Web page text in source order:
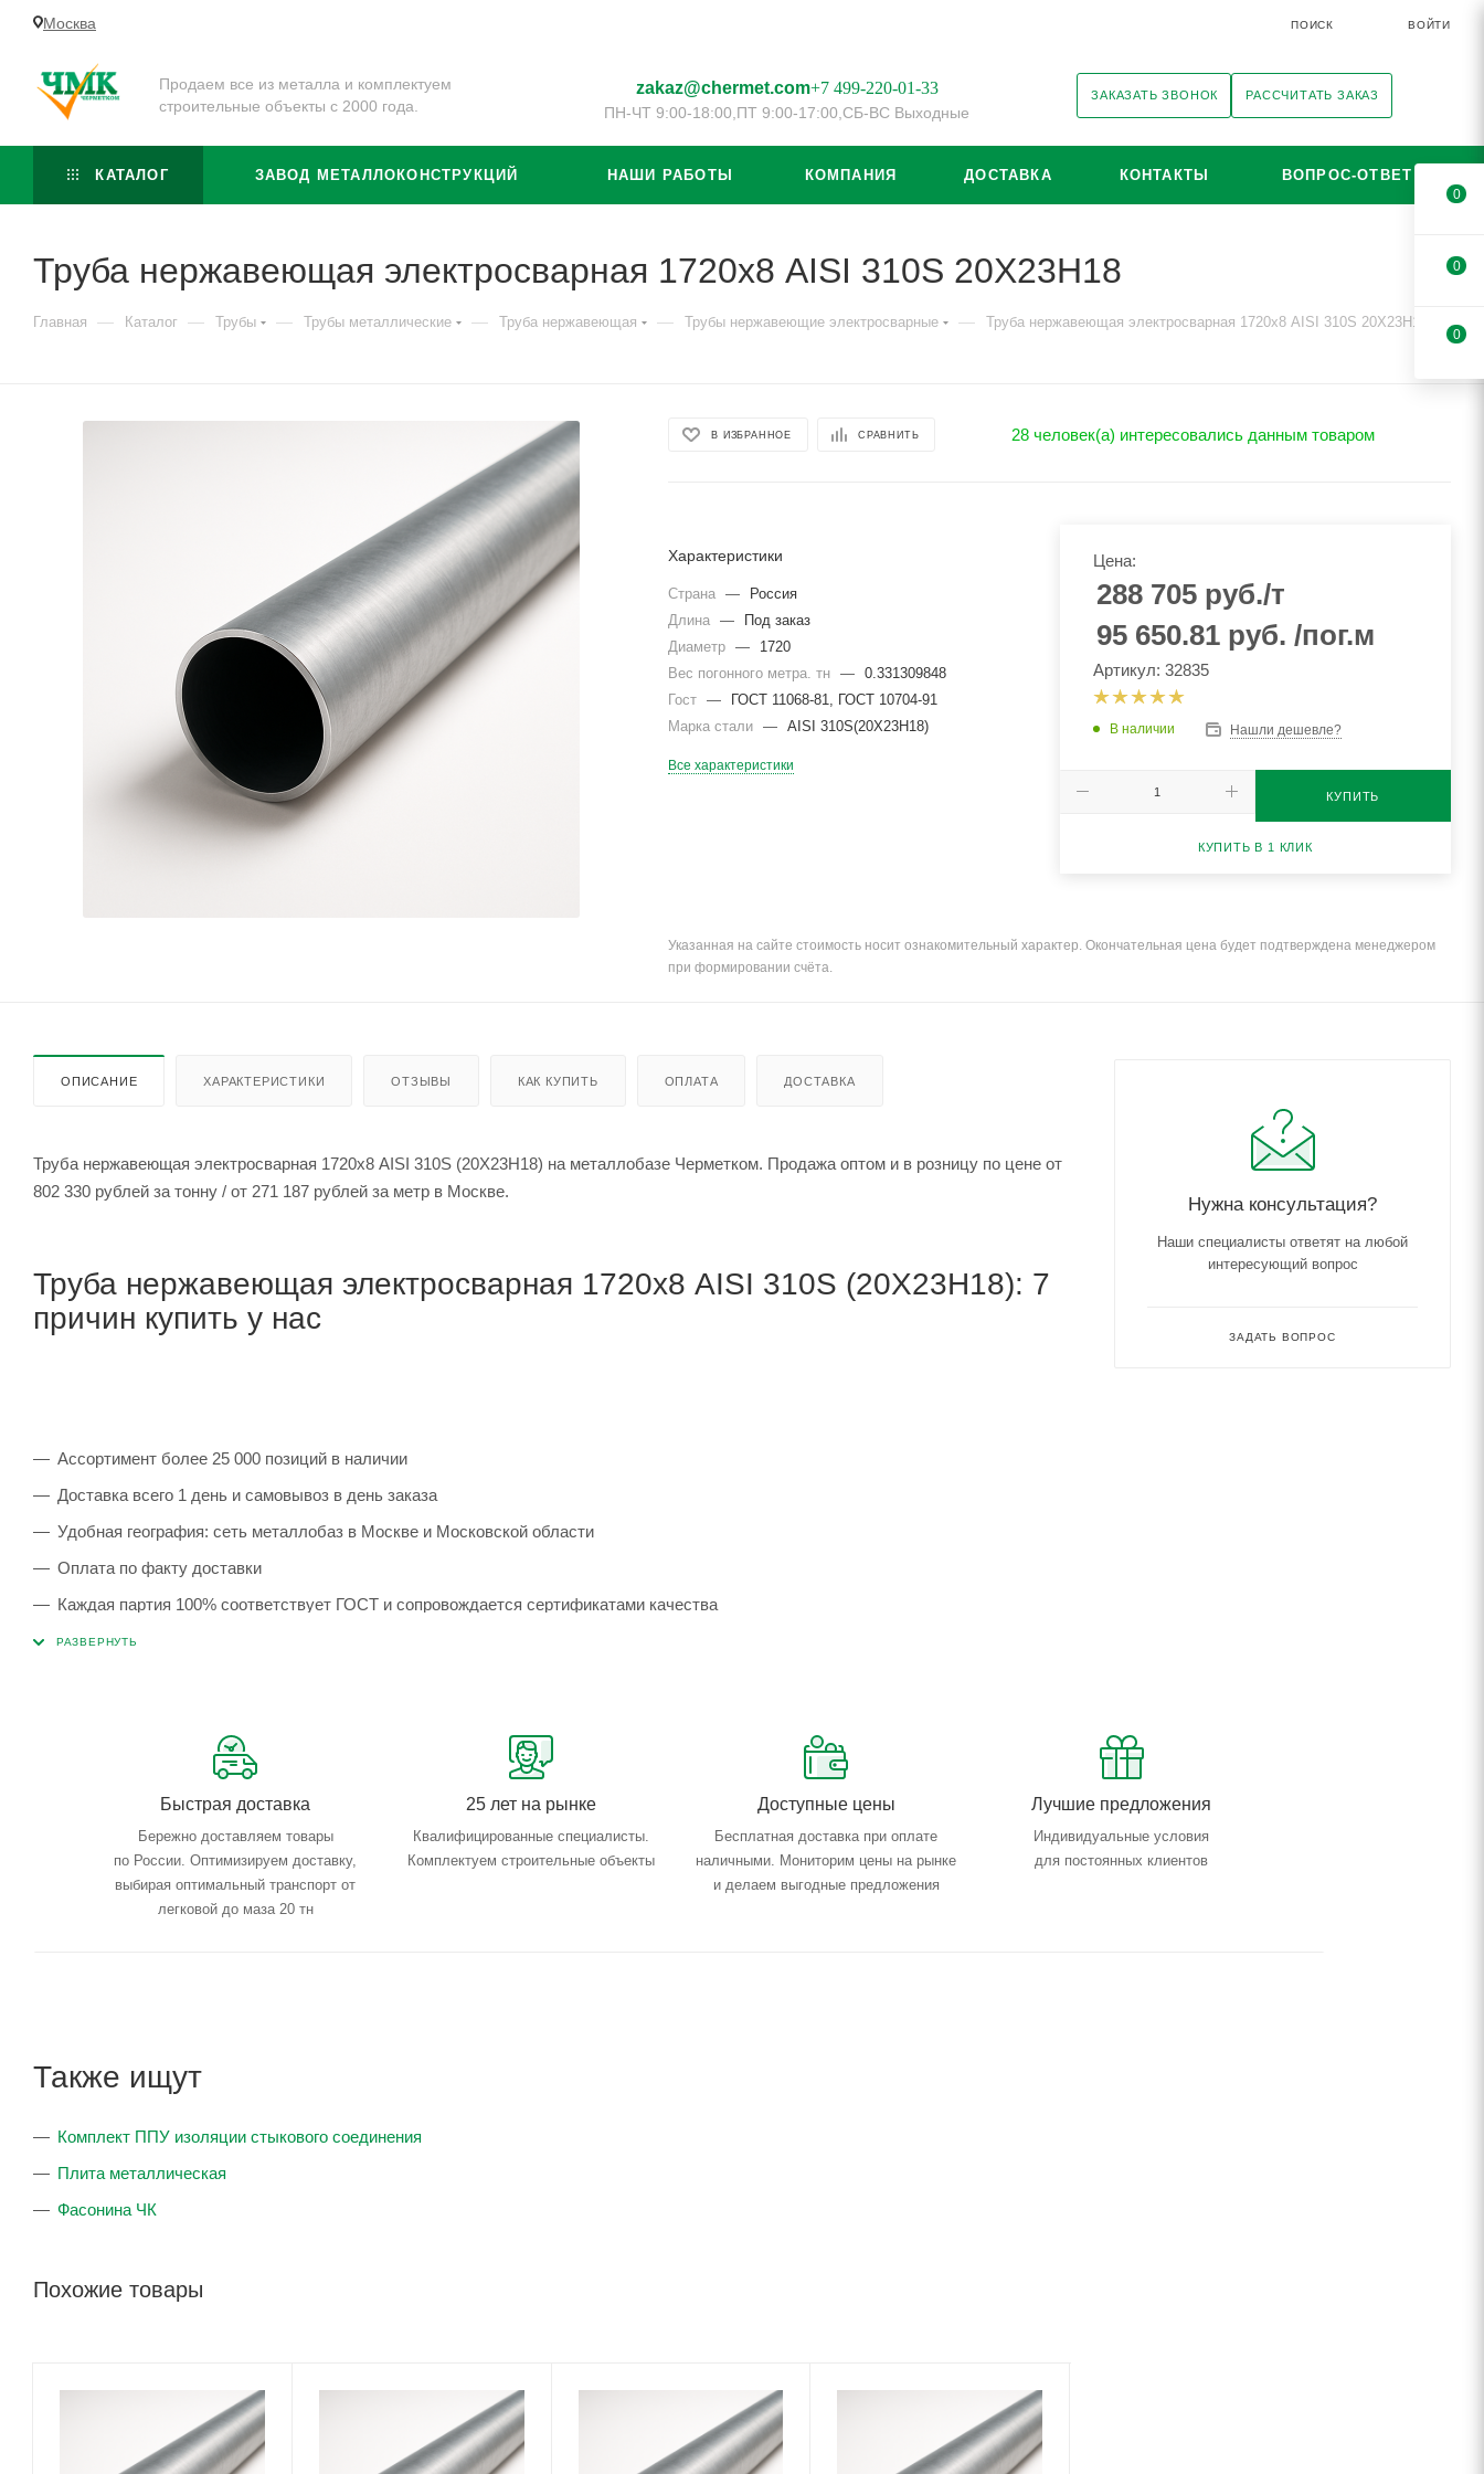
Москва ПОИСК ВОЙТИ
Продаем все из металла и комплектуем
строительные объекты с 2000 года.
zakaz@chermet.com+7 499-220-01-33
ПН-ЧТ 9:00-18:00, ПТ 9:00-17:00, СБ-ВС Выходные
ЗАКАЗАТЬ ЗВОНОК РАССЧИТАТЬ ЗАКАЗ
КАТАЛОГ ЗАВОД МЕТАЛЛОКОНСТРУКЦИЙ НАШИ РАБОТЫ КОМПАНИЯ ДОСТАВКА КОНТАКТЫ ВОПРОС-ОТВЕТ
Труба нержавеющая электросварная 1720х8 AISI 310S 20Х23Н18
Главная — Каталог — Трубы — Трубы металлические — Труба нержавеющая — Трубы нержавеющие электросварные — Труба нержавеющая электросварная 1720х8 AISI 310S 20Х23Н18
В ИЗБРАННОЕ СРАВНИТЬ 28 человек(а) интересовались данным товаром
Характеристики
Страна —
Россия
Длина
—
Под заказ
Диаметр
—
1720
Вес погонного метра. тн
—
0.331309848
Гост
—
ГОСТ 11068-81, ГОСТ 10704-91
Марка стали
— AISI 310S(20Х23Н18)
Все характеристики
Цена:
288 705руб./т
95 650.81 руб. /пог.м
Артикул: 32835
В наличии Нашли дешевле?
КУПИТЬ
КУПИТЬ В 1 КЛИК
Указанная на сайте стоимость носит ознакомительный характер. Окончательная цена будет подтверждена менеджером
при формировании счёта.
ОПИСАНИЕ ХАРАКТЕРИСТИКИ ОТЗЫВЫ КАК КУПИТЬ ОПЛАТА ДОСТАВКА
Труба нержавеющая электросварная 1720х8 AISI 310S (20Х23Н18) на металлобазе Черметком. Продажа оптом и в розницу по цене от
802 330 рублей за тонну / от 271 187 рублей за метр в Москве.
Труба нержавеющая электросварная 1720х8 AISI 310S (20Х23Н18): 7
причин купить у нас
Ассортимент более 25 000 позиций в наличии
Доставка всего 1 день и самовывоз в день заказа
Удобная география: сеть металлобаз в Москве и Московской области
Оплата по факту доставки
Каждая партия 100% соответствует ГОСТ и сопровождается сертификатами качества
Сервисные услуги: резка, гибка, металлообработка
Быстрая доставка
Бережно доставляем товары
по России. Оптимизируем доставку,
выбирая оптимальный транспорт от
легковой до маза 20 тн
25 лет на рынке
Квалифицированные специалисты.
Комплектуем строительные объекты
Доступные цены
Бесплатная доставка при оплате
наличными. Мониторим цены на рынке
и делаем выгодные предложения
Лучшие предложения
Индивидуальные условия
для постоянных клиентов
Также ищут
Комплект ППУ изоляции стыкового соединения
Плита металлическая
Фасонина ЧК
Похожие товары
Нужна консультация?
Наши специалисты ответят на любой
интересующий вопрос
ЗАДАТЬ ВОПРОС
0
0
0